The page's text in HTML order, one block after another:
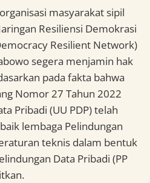
masyarakat sipil
Resiliensi Demokrasi
Resilient Network)
segera menjamin hak
pada fakta bahwa
Nomor 27 Tahun 2022
Pribadi (UU PDP) telah
lembaga Pelindungan
teknis dalam bentuk
Data Pribadi (PP